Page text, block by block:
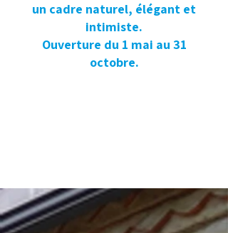
un cadre naturel, élégant et
intimiste.
Ouverture du 1 mai au 31
octobre.